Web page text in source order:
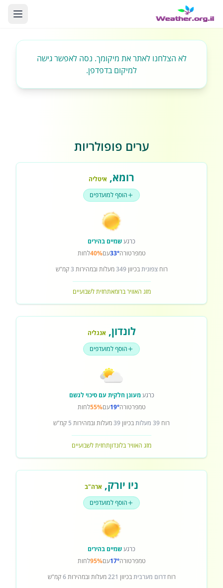
לא הצלחנו לאתר את מיקומך. נסה לאפשר גישה
למיקום בדפדפן.
ערים פופולריות
רומא, איטליה
הוסף למועדפים
כרגעשמיים בהירים
טמפרטורה33°עם40%לחות
רוחצפוניתבכיוון349מעלות ובמהירות 3קמ"ש
מזג האוויר ברומאתחזית לשבועיים
לונדון, אנגליה
הוסף למועדפים
כרגעמעונן חלקית עם סיכוי לגשם
טמפרטורה19°עם55%לחות
רוח 39 מעלות בכיוון39מעלות ובמהירות 5 קמ"ש
מזג האוויר בלונדוןתחזית לשבועיים
ניו יורק, ארה"ב
הוסף למועדפים
כרגעשמיים בהירים
טמפרטורה17°עם95%לחות
רוחדרום מערביתבכיוון 221מעלות ובמהירות6קמ"ש